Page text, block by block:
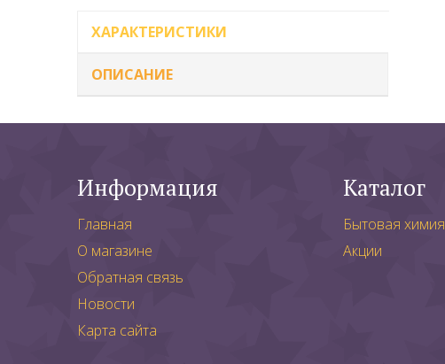
ХАРАКТЕРИСТИКИ
ОПИСАНИЕ
Информация
Главная
О магазине
Обратная связь
Новости
Карта сайта
Каталог
Бытовая химия
Акции